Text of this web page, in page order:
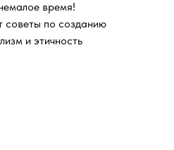
время!
по созданию
и этичность